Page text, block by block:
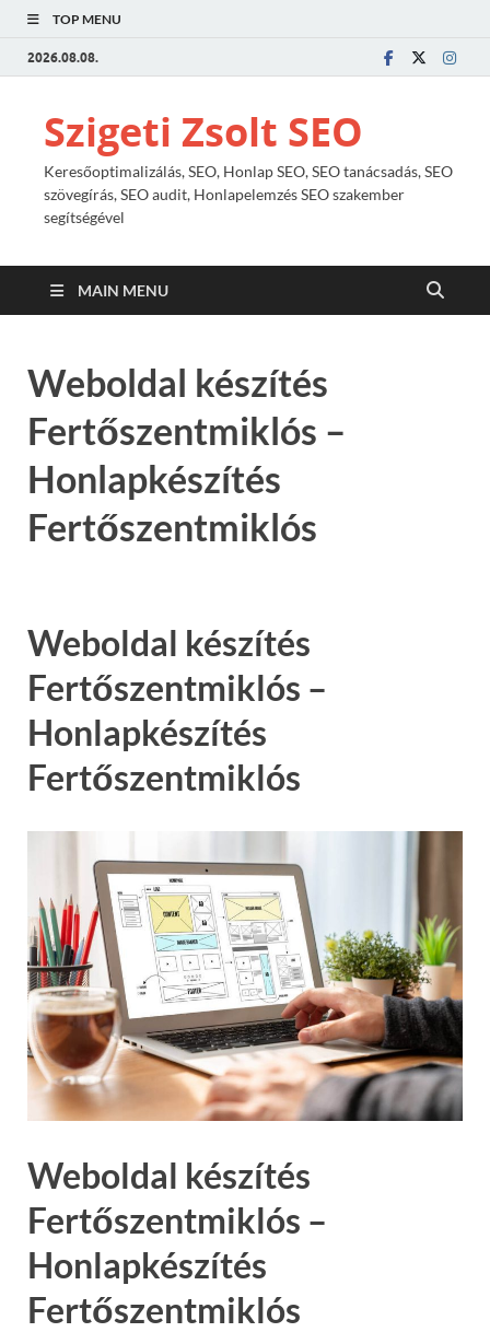
TOP MENU
2026.08.08.
Szigeti Zsolt SEO
Keresőoptimalizálás, SEO, Honlap SEO, SEO tanácsadás, SEO
szövegírás, SEO audit, Honlapelemzés SEO szakember
segítségével
MAIN MENU
Weboldal készítés
Fertőszentmiklós –
Honlapkészítés
Fertőszentmiklós
Weboldal készítés
Fertőszentmiklós –
Honlapkészítés
Fertőszentmiklós
Weboldal készítés
Fertőszentmiklós –
Honlapkészítés
Fertőszentmiklós